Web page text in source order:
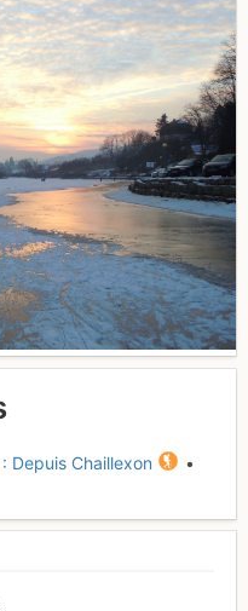
Depuis Chaillexon
•